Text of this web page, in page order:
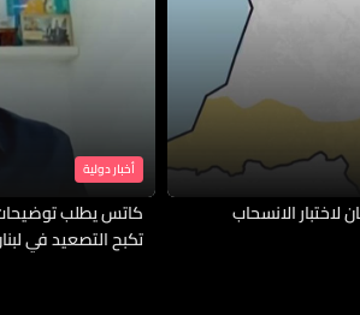
لاختبار الانسحاب
أخبار دولية
كاتس يطلب
تكبح التصعيد في